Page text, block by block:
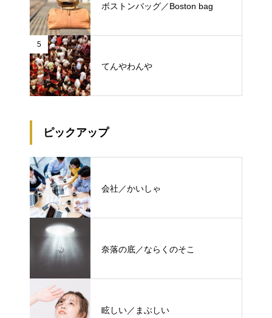
ボストンバッグ／Boston bag
5
てんやわんや
ピックアップ
会社／かいしゃ
奈落の底／ならくのそこ
眩しい／まぶしい